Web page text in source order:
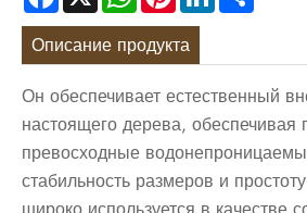
Описание продукта
Он обеспечивает естественный
настоящего дерева, обеспечивая
превосходные
стабильность размеров и